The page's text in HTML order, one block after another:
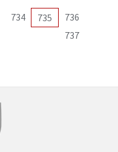
734 735
736
737